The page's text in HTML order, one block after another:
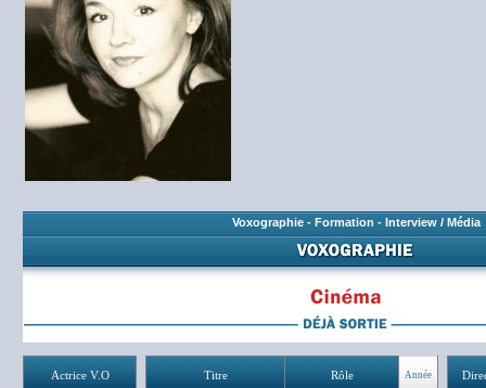
Voxographie - Formation - Interview / Média
Actrice V.O Titre Rôle Année